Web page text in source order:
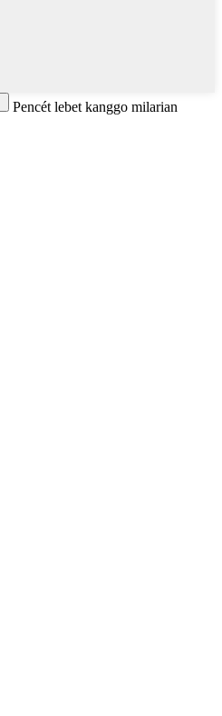
Pencét lebet kanggo milarian